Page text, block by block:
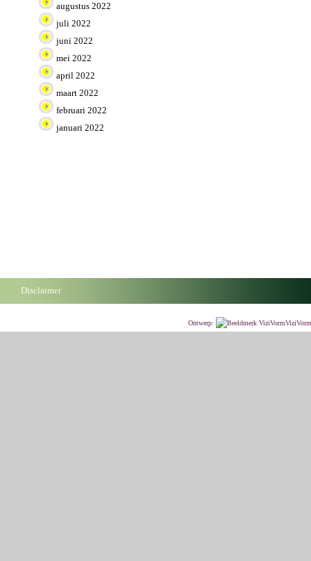
augustus 2022
juli 2022
juni 2022
mei 2022
april 2022
maart 2022
februari 2022
januari 2022
Disclaimer
Ontwerp: ViziVorm